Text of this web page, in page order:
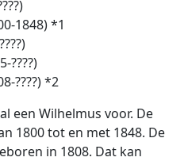
1848) *1
????)
????) *2
een Wilhelmus voor. De
1800 tot en met 1848. De
in 1808. Dat kan